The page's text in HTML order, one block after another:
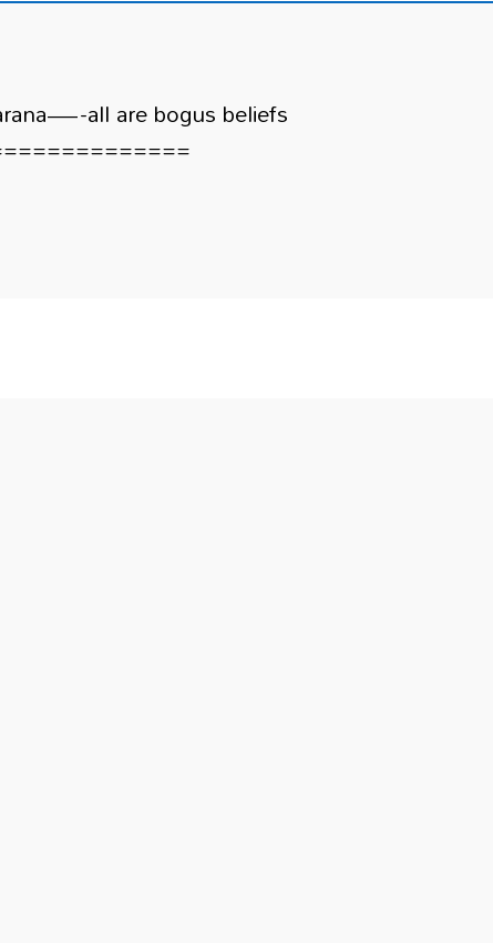
all are bogus beliefs